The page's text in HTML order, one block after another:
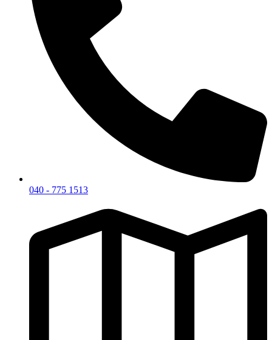
040 - 775 1513